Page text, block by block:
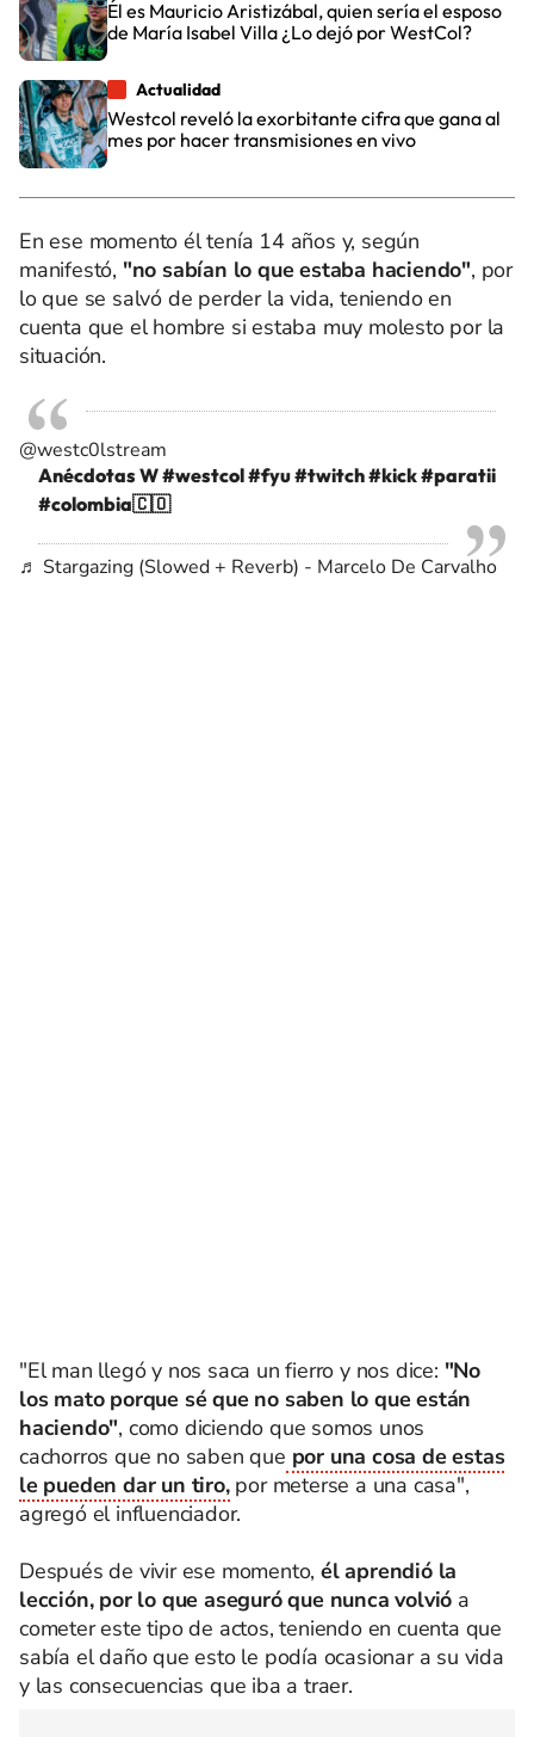
Él es Mauricio Aristizábal, quien sería el esposo
de María Isabel Villa ¿Lo dejó por WestCol?
Actualidad
Westcol reveló la exorbitante cifra que gana al
mes por hacer transmisiones en vivo
En ese momento él tenía 14 años y, según
manifestó, "no sabían lo que estaba haciendo", por
lo que se salvó de perder la vida, teniendo en
cuenta que el hombre si estaba muy molesto por la
situación.
@westc0lstream
Anécdotas W#westcol#fyu#twitch#kick#paratii
#colombia🇨🇴
♬ Stargazing (Slowed + Reverb) - Marcelo De Carvalho
"El man llegó y nos saca un fierro y nos dice: "No
los mato porque sé que no saben lo que están
haciendo", como diciendo que somos unos
cachorros que no saben que por una cosa de estas
le pueden dar un tiro,por meterse a una casa",
agregó el influenciador.
Después de vivir ese momento, él aprendió la
lección, por lo que aseguró que nunca volvió a
cometer este tipo de actos, teniendo en cuenta que
sabía el daño que esto le podía ocasionar a su vida
y las consecuencias que iba a traer.